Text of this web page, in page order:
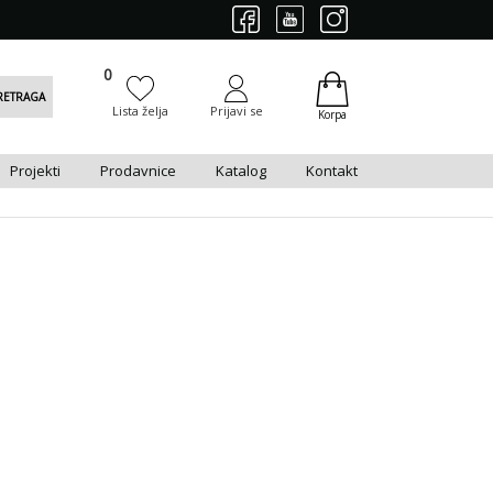
0
Lista želja Prijavi se Korpa
Projekti Prodavnice Katalog Kontakt